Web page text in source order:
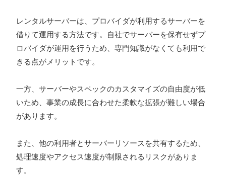
レンタルサーバーは、プロバイダが利用するサーバーを
借りて運用する方法です。自社でサーバーを保有せずプ
ロバイダが運用を行うため、専門知識がなくても利用で
きる点がメリットです。
一方、サーバーやスペックのカスタマイズの自由度が低
いため、事業の成長に合わせた柔軟な拡張が難しい場合
があります。
また、他の利用者とサーバーリソースを共有するため、
処理速度やアクセス速度が制限されるリスクがありま
す。